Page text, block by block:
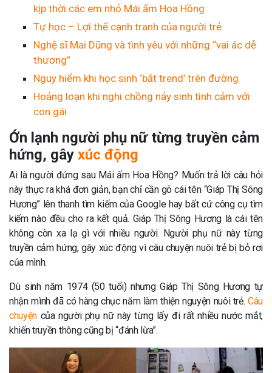
kịp thời các em nhỏ Mái ấm Hoa Hồng
Tự học – Lợi thế cạnh tranh của người trẻ
Nghệ sĩ Mai Dũng và tình yêu với những “vai ác dễ
thương”
Nguy hiểm khi học sinh ‘bắt trend’ trên đường
Hoảng loạn khi nghi chồng nảy sinh tình cảm với
con gái
Ớn lạnh người phụ nữ từng truyền cảm
hứng, gây xúc động
Ai là người đứng sau Mái ấm Hoa Hồng? Muốn trả lời câu hỏi
này thực ra khá đơn giản, bạn chỉ cần gõ cái tên “Giáp Thị Sông
Hương” lên thanh tìm kiếm của Google hay bất cứ công cụ tìm
kiếm nào đều cho ra kết quả. Giáp Thị Sông Hương là cái tên
không còn xa lạ gì với nhiều người. Người phụ nữ này từng
truyền cảm hứng, gây xúc động vì câu chuyện nuôi trẻ bị bỏ rơi
của mình.
Dù sinh năm 1974 (50 tuổi) nhưng Giáp Thị Sông Hương tự
nhận mình đã có hàng chục năm làm thiện nguyện nuôi trẻ. Câu
chuyện của người phụ nữ này từng lấy đi rất nhiều nước mắt,
khiến truyền thông cũng bị “đánh lừa”.